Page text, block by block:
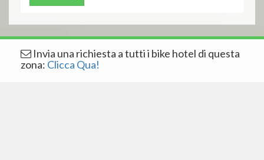
Invia una richiesta a tutti i bike hotel di questa
zona: Clicca Qua!